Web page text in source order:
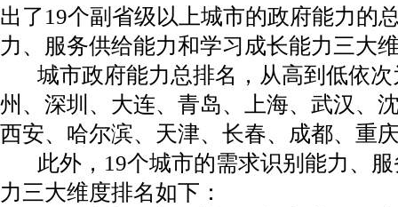
出了19个副省级以上城市的政府能力的
力、服务供给能力和学习成长能力三大
城市政府能力总排名，从高到低依次
州、深圳、大连、青岛、上海、武汉、
西安、哈尔滨、天津、长春、成都、重
此外，19个城市的需求识别能力、服
力三大维度排名如下：